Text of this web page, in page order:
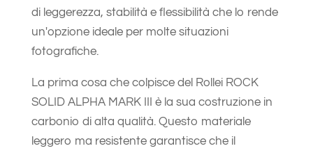
di leggerezza, stabilità e flessibilità che lo rende
un'opzione ideale per molte situazioni
fotografiche.
La prima cosa che colpisce del Rollei ROCK
SOLID ALPHA MARK III è la sua costruzione in
carbonio di alta qualità. Questo materiale
leggero ma resistente garantisce che il